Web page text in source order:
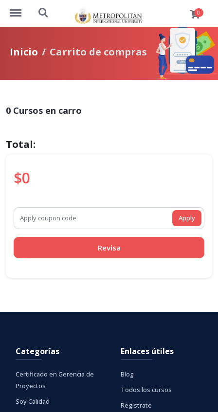
https://www.cursos.metrouni.us/menu
https://www.cursos.metrouni.us/search 0
Inicio Carrito de compras
0 Cursos en carro
Total:
$0
Apply
Revisa
Categorías
Certificado en Gerencia de
Proyectos
Soy Calidad
Enlaces útiles
Blog
Todos los cursos
Regístrate